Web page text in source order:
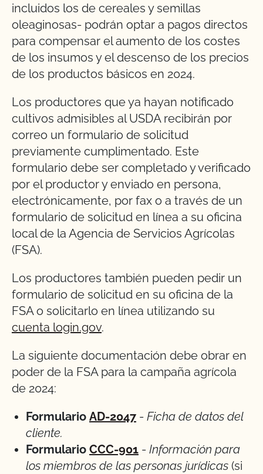
incluidos los de cereales y semillas
oleaginosas- podrán optar a pagos directos
para compensar el aumento de los costes
de los insumos y el descenso de los precios
de los productos básicos en 2024.
Los productores que ya hayan notificado
cultivos admisibles al USDA recibirán por
correo un formulario de solicitud
previamente cumplimentado. Este
formulario debe ser completado y verificado
por el productor y enviado en persona,
electrónicamente, por fax o a través de un
formulario de solicitud en línea a su oficina
local de la Agencia de Servicios Agrícolas
(FSA).
Los productores también pueden pedir un
formulario de solicitud en su oficina de la
FSA o solicitarlo en línea utilizando su
cuenta login.gov.
La siguiente documentación debe obrar en
poder de la FSA para la campaña agrícola
de 2024:
Formulario AD-2047 - Ficha de datos del
cliente.
Formulario CCC-901 - Información para
los miembros de las personas jurídicas (si